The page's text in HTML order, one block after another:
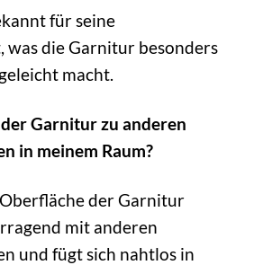
für seine
was die Garnitur besonders
macht.
Garnitur zu anderen
in meinem Raum?
der Garnitur
mit anderen
und fügt sich nahtlos in